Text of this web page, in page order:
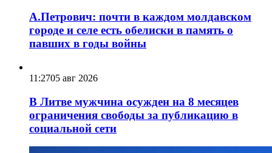
А.Петрович: почти в каждом молдавском
городе и селе есть обелиски в память о
павших в годы войны
11:2705 авг 2026
В Литве мужчина осужден на 8 месяцев
ограничения свободы за публикацию в
социальной сети